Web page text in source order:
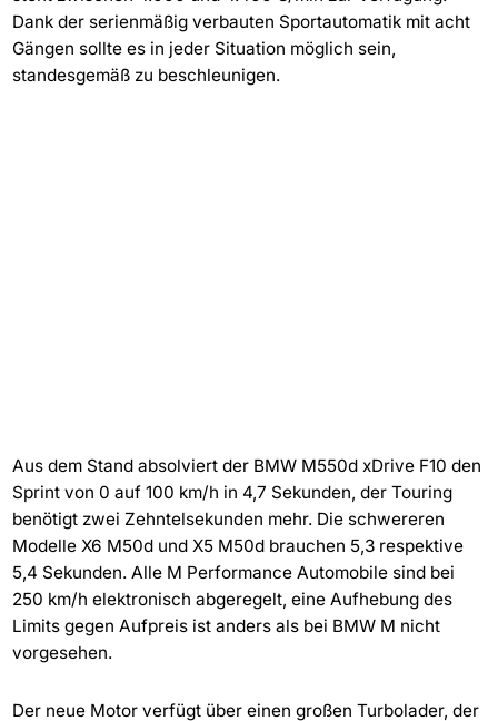
Dank der serienmäßig verbauten Sportautomatik mit acht
Gängen sollte es in jeder Situation möglich sein,
standesgemäß zu beschleunigen.
Aus dem Stand absolviert der BMW M550d xDrive F10 den
Sprint von 0 auf 100 km/h in 4,7 Sekunden, der Touring
benötigt zwei Zehntelsekunden mehr. Die schwereren
Modelle X6 M50d und X5 M50d brauchen 5,3 respektive
5,4 Sekunden. Alle M Performance Automobile sind bei
250 km/h elektronisch abgeregelt, eine Aufhebung des
Limits gegen Aufpreis ist anders als bei BMW M nicht
vorgesehen.
Der neue Motor verfügt über einen großen Turbolader, der